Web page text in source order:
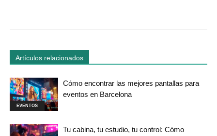
Artículos relacionados
EVENTOS
Cómo encontrar las mejores pantallas para
eventos en Barcelona
Tu cabina, tu estudio, tu control: Cómo